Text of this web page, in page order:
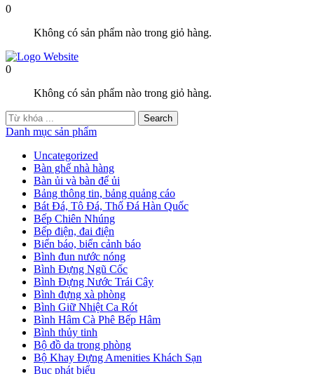
0
Không có sản phẩm nào trong giỏ hàng.
0
Không có sản phẩm nào trong giỏ hàng.
Danh mục sản phẩm
Uncategorized
Bàn ghế nhà hàng
Bàn ủi và bàn để ủi
Bảng thông tin, bảng quảng cáo
Bát Đá, Tô Đá, Thố Đá Hàn Quốc
Bếp Chiên Nhúng
Bếp điện, đai điện
Biển báo, biển cảnh báo
Bình đun nước nóng
Bình Đựng Ngũ Cốc
Bình Đựng Nước Trái Cây
Bình đựng xà phòng
Bình Giữ Nhiệt Ca Rót
Bình Hâm Cà Phê Bếp Hâm
Bình thủy tinh
Bộ đồ da trong phòng
Bộ Khay Đựng Amenities Khách Sạn
Bục phát biểu